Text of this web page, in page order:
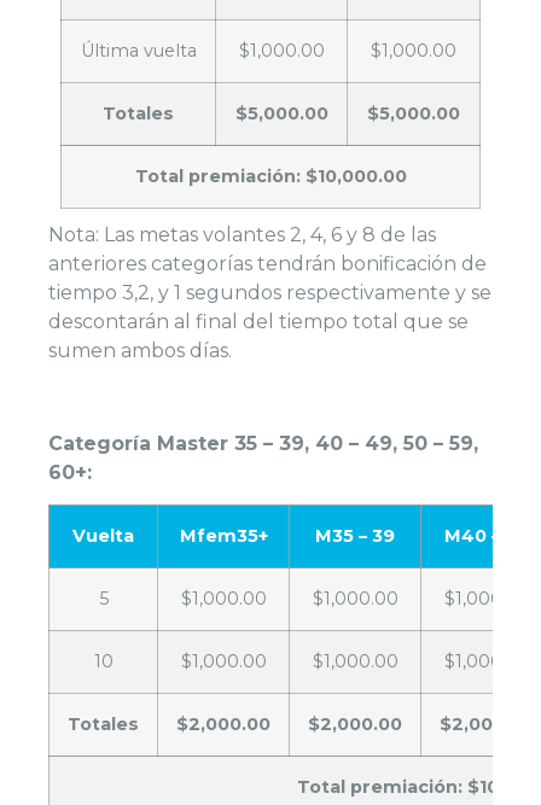
Última vuelta $1,000.00 $1,000.00
Totales $5,000.00 $5,000.00
Total premiación: $10,000.00
Nota: Las metas volantes 2, 4, 6 y 8 de las
anteriores categorías tendrán bonificación de
tiempo 3,2, y 1 segundos respectivamente y se
descontarán al final del tiempo total que se
sumen ambos días.
Categoría Master 35 – 39, 40 – 49, 50 – 59,
60+:
Vuelta Mfem35+ M35 – 39 M40 – 49
5 $1,000.00 $1,000.00 $1,000.00
10 $1,000.00 $1,000.00 $1,000.00
Totales $2,000.00 $2,000.00 $2,000.00
Total premiación: